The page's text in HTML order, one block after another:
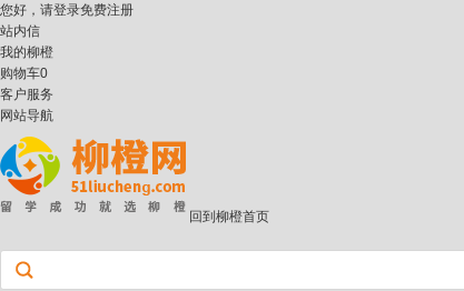
您好，请登录免费注册
站内信
我的柳橙
购物车0
客户服务
网站导航
回到柳橙首页